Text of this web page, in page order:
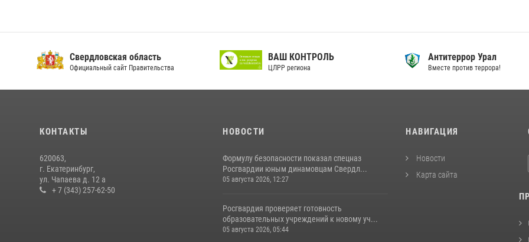
Свердловская область
Официальный сайт Правительства
ВАШ КОНТРОЛЬ
ЦЛРР региона
Антитеррор Урал
Вместе против террора!
КОНТАКТЫ
620063,
г. Екатеринбург,
ул. Чапаева д. 12 а
+ 7 (343) 257-62-50
НОВОСТИ
Формулу безопасности показал спецназ
Росгвардии юным динамовцам Свердл...
05 августа 2026, 12:27
Росгвардия проверяет готовность
образовательных учреждений к новому уч...
05 августа 2026, 05:44
НАВИГАЦИЯ
Новости
Карта сайта